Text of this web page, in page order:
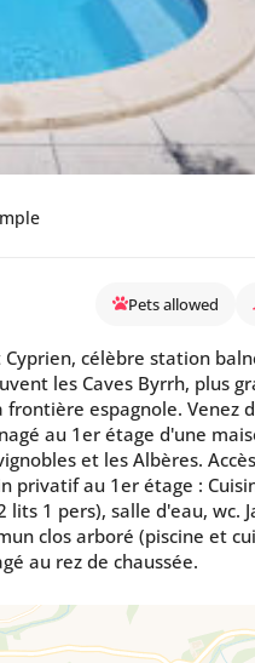
Pets allowed
célèbre station
les Caves Byrrh, plus
espagnole. Venez
au 1er étage d'une
et les Albères.
privatif au 1er étage :
lits 1 pers), salle d'eau, wc.
clos arboré (piscine et
au rez de chaussée.